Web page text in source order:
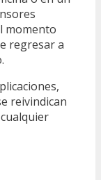
momento
regresar a
reivindican